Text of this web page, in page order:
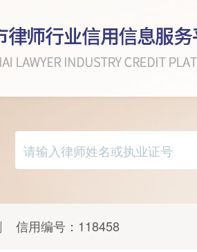
信用编号： 118458